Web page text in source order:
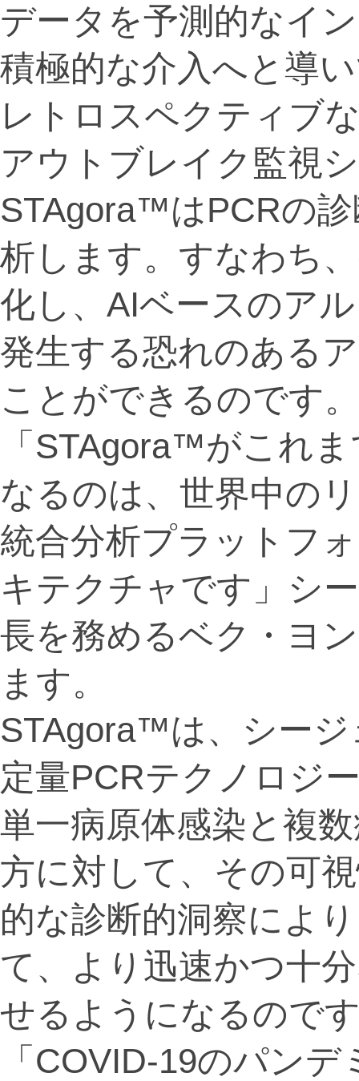
データを予測的なイ
積極的な介入へと導
レトロスペクティブ
アウトブレイク監視
STAgora™はPCRの
析します。すなわち
化し、AIベースのア
発生する恐れのある
ことができるのです。
「STAgora™がこれ
なるのは、世界中の
統合分析プラットフ
キテクチャです」シ
長を務めるベク・ヨ
ます。
STAgora™は、シー
定量PCRテクノロジ
単一病原体感染と複
方に対して、その可
的な診断的洞察によ
て、より迅速かつ十
せるようになるので
「COVID-19のパン